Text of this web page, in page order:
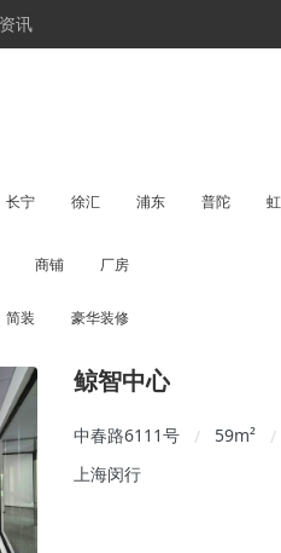
资讯
长宁 徐汇 浦东 普陀
商铺 厂房
简装 豪华装修
鲸智中心
中春路6111号 / 59m²
/
上海闵行